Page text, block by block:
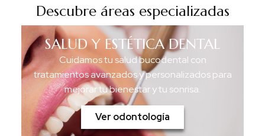
Descubre áreas especializadas
SALUD Y ESTÉTICA DENTAL
Cuidamos tu salud bucodental con
tratamientos avanzados y personalizados para
mejorar tu bienestar y tu sonrisa.
Ver odontología